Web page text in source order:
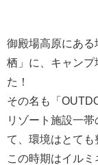
御殿場高原にある
栖」に、キャンプ
た！
その名も「
リゾート施設一
て、環境はとても
この時期はイル